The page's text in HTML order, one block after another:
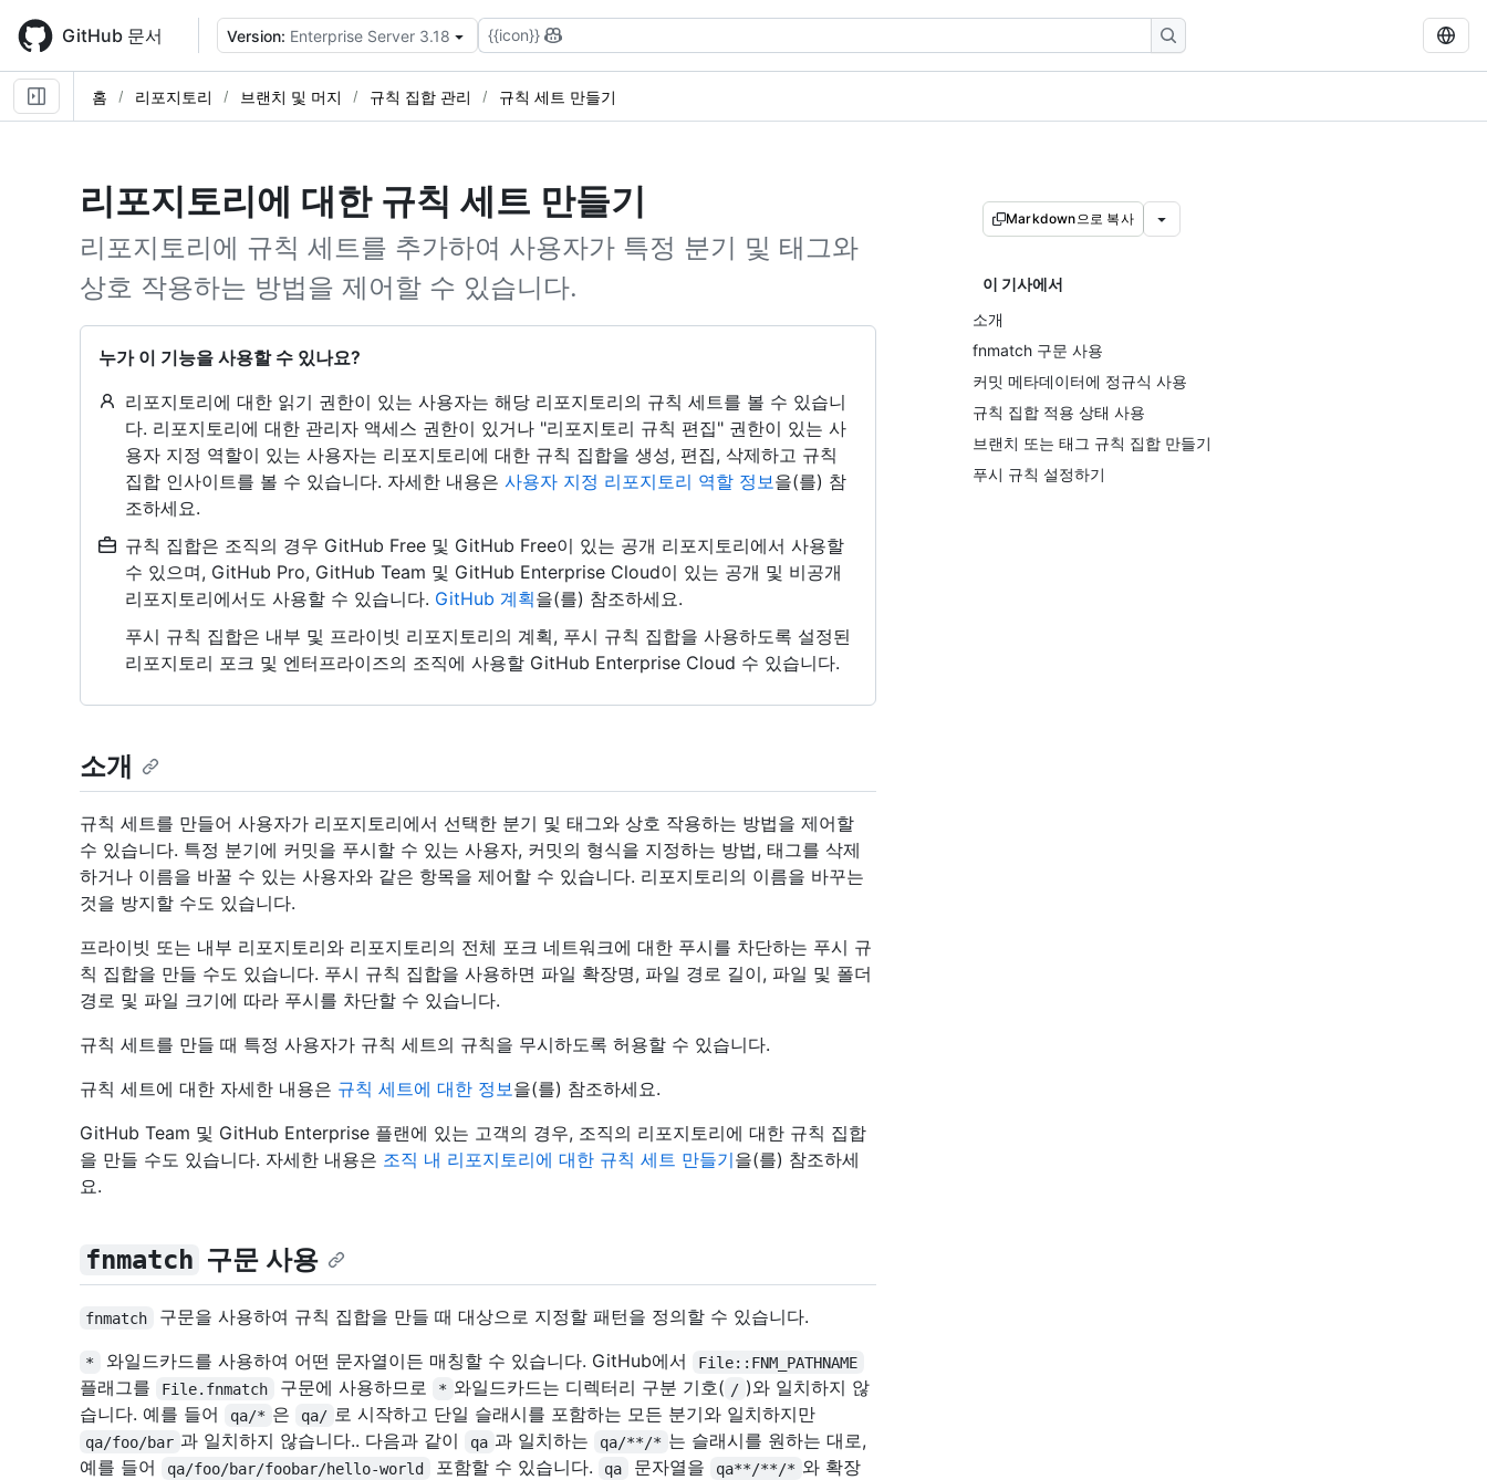
main
content
GitHub 문서 Version: Enterprise Server 3.18 {{icon}}
홈 리포지토리 브랜치 및 머지 규칙 집합 관리 규칙 세트 만들기
리포지토리에 대한 규칙 세트 만들기
리포지토리에 규칙 세트를 추가하여 사용자가 특정 분기 및 태그와
상호 작용하는 방법을 제어할 수 있습니다.
누가 이 기능을 사용할 수 있나요?
리포지토리에 대한 읽기 권한이 있는 사용자는 해당 리포지토리의 규칙 세트를 볼 수 있습니
다. 리포지토리에 대한 관리자 액세스 권한이 있거나 "리포지토리 규칙 편집" 권한이 있는 사
용자 지정 역할이 있는 사용자는 리포지토리에 대한 규칙 집합을 생성, 편집, 삭제하고 규칙
집합 인사이트를 볼 수 있습니다. 자세한 내용은 사용자 지정 리포지토리 역할 정보을(를) 참
조하세요.
규칙 집합은 조직의 경우 GitHub Free 및 GitHub Free이 있는 공개 리포지토리에서 사용할
수 있으며, GitHub Pro, GitHub Team 및 GitHub Enterprise Cloud이 있는 공개 및 비공개
리포지토리에서도 사용할 수 있습니다. GitHub 계획을(를) 참조하세요.
푸시 규칙 집합은 내부 및 프라이빗 리포지토리의 계획, 푸시 규칙 집합을 사용하도록 설정된
리포지토리 포크 및 엔터프라이즈의 조직에 사용할 GitHub Enterprise Cloud 수 있습니다.
Markdown으로 복사
이 기사에서
소개
fnmatch 구문 사용
커밋 메타데이터에 정규식 사용
규칙 집합 적용 상태 사용
브랜치 또는 태그 규칙 집합 만들기
푸시 규칙 설정하기
소개
규칙 세트를 만들어 사용자가 리포지토리에서 선택한 분기 및 태그와 상호 작용하는 방법을 제어할
수 있습니다. 특정 분기에 커밋을 푸시할 수 있는 사용자, 커밋의 형식을 지정하는 방법, 태그를 삭제
하거나 이름을 바꿀 수 있는 사용자와 같은 항목을 제어할 수 있습니다. 리포지토리의 이름을 바꾸는
것을 방지할 수도 있습니다.
프라이빗 또는 내부 리포지토리와 리포지토리의 전체 포크 네트워크에 대한 푸시를 차단하는 푸시 규
칙 집합을 만들 수도 있습니다. 푸시 규칙 집합을 사용하면 파일 확장명, 파일 경로 길이, 파일 및 폴더
경로 및 파일 크기에 따라 푸시를 차단할 수 있습니다.
규칙 세트를 만들 때 특정 사용자가 규칙 세트의 규칙을 무시하도록 허용할 수 있습니다.
규칙 세트에 대한 자세한 내용은 규칙 세트에 대한 정보을(를) 참조하세요.
GitHub Team 및 GitHub Enterprise 플랜에 있는 고객의 경우, 조직의 리포지토리에 대한 규칙 집합
을 만들 수도 있습니다. 자세한 내용은 조직 내 리포지토리에 대한 규칙 세트 만들기을(를) 참조하세
요.
fnmatch 구문 사용
fnmatch 구문을 사용하여 규칙 집합을 만들 때 대상으로 지정할 패턴을 정의할 수 있습니다.
* 와일드카드를 사용하여 어떤 문자열이든 매칭할 수 있습니다. GitHub에서 File::FNM_PATHNAME
플래그를 File.fnmatch 구문에 사용하므로 * 와일드카드는 디렉터리 구분 기호( / )와 일치하지 않
습니다. 예를 들어
qa/* 은 qa/ 로 시작하고 단일 슬래시를 포함하는 모든 분기와 일치하지만
qa/foo/bar 과 일치하지 않습니다.. 다음과 같이 qa 과 일치하는 qa/**/* 는 슬래시를 원하는 대로,
예를 들어
qa/foo/bar/foobar/hello-world 포함할 수 있습니다. qa 문자열을 qa**/**/* 와 확장